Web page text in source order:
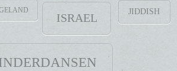
ISRAEL
JIDDISH